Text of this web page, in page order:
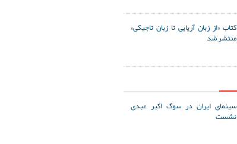
کتاب «از زبان آریایی تا زبان تاجیکی»
منتشر شد
سینمای ایران در سوگ اکبر عبدی
نشست